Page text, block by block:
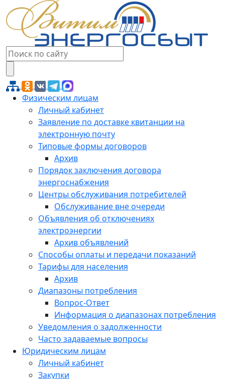
Физическим лицам
Личный кабинет
Заявление по доставке квитанции на
электронную почту
Типовые формы договоров
Архив
Порядок заключения договора
энергоснабжения
Центры обслуживания потребителей
Обслуживание вне очереди
Объявления об отключениях
электроэнергии
Архив объявлений
Способы оплаты и передачи показаний
Тарифы для населения
Архив
Диапазоны потребления
Вопрос-Ответ
Информация о диапазонах потребления
Уведомления о задолженности
Часто задаваемые вопросы
Юридическим лицам
Личный кабинет
Закупки